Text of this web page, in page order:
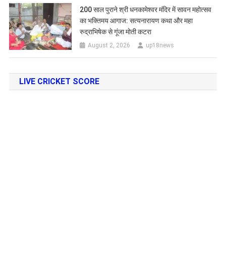
200 साल पुराने श्री धनकामेश्वर मंदिर में सावन महोत्सव
का भक्तिमय आगाज: सत्यनारायण कथा और महा
रुद्राभिषेक से गूंजा मोती कटरा
August 2, 2026 up18news
LIVE CRICKET SCORE